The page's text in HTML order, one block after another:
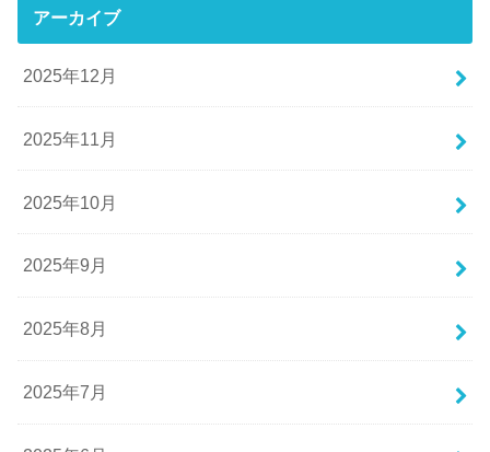
アーカイブ
2025年12月
2025年11月
2025年10月
2025年9月
2025年8月
2025年7月